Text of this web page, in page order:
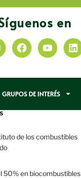
en
GRUPOS DE INTERÉS
de los combustibles
50% en biocombustibles